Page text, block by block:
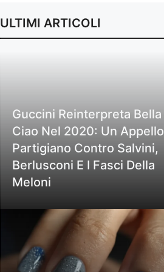
ULTIMI ARTICOLI
Guccini Reinterpreta Bella
Ciao Nel 2020: Un Appello
Partigiano Contro Salvini,
Berlusconi E I Fasci Della
Meloni